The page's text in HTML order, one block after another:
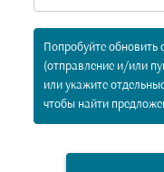
Попробуйте обновить
(отправление и/или
или укажите
чтобы найти